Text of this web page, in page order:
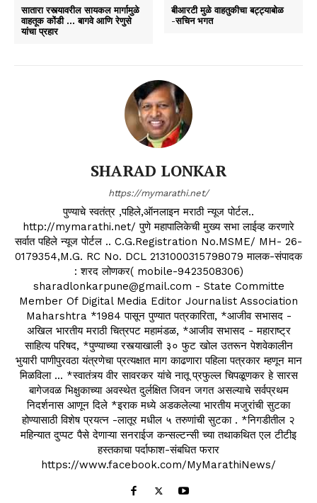
सातारा रस्त्यावरील सायकल मार्गामुळे
वाहतूक कोंडी … बागवे आणि रेणुसे
यांचा प्रहार
बीआरटी मुळे वाहतुकीचा बट्ट्याबोळ
-सचिन भगत
SHARAD LONKAR
https://mymarathi.net/
पुण्याचे स्वतंत्र ,पहिले,ऑनलाइन मराठी न्यूज पोर्टल..
http://mymarathi.net/ पुणे महापालिकेची मुख्य सभा लाईव्ह करणारे
सर्वात पहिले न्यूज पोर्टल .. C.G.Registration No.MSME/ MH- 26-
0179354,M.G. RC No. DCL 2131000315798079 मालक-संपादक
: शरद लोणकर( mobile-9423508306)
sharadlonkarpune@gmail.com - State Committe
Member Of Digital Media Editor Journalist Association
Maharshtra *1984 पासून पुण्यात पत्रकारिता, *आजीव सभासद -
अखिल भारतीय मराठी चित्रपट महामंडळ, *आजीव सभासद - महाराष्ट्र
साहित्य परिषद, *पुण्याच्या रस्त्याखाली ३० फुट खोल उतरून पेशवेकालीन
भुयारी पाणीपुरवठा यंत्रणेचा प्रत्यक्षात माग काढणारा पहिला पत्रकार म्हणून मान
मिळविला ... *स्वातंत्र्य वीर सावरकर यांचे नातू प्रफुल्ल चिपळूणकर हे सारस
बागेजवळ भिक्षुकाच्या अवस्थेत दुर्लक्षित जिवन जगत असल्याचे सर्वप्रथम
निदर्शनास आणून दिले *इराक मध्ये अडकलेल्या भारतीय मजुरांची सुटका
होण्यासाठी विशेष प्रयत्न -लातूर मधील ५ तरुणांची सुटका . *निगडीतील २
महिन्यात दुप्पट पैसे देणाऱ्या सनराईज कन्सल्टन्सी च्या तथाकथित एल टीटीइ
हस्तकाचा पर्दाफाश-संबधित फरार
https://www.facebook.com/MyMarathiNews/